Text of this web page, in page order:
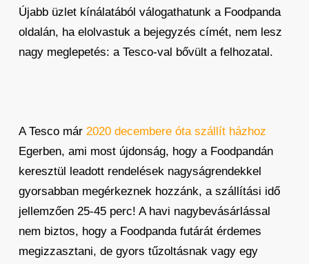
Újabb üzlet kínálatából válogathatunk a Foodpanda
oldalán, ha elolvastuk a bejegyzés címét, nem lesz
nagy meglepetés: a Tesco-val bővült a felhozatal.
A Tesco már 2020 decembere óta szállít házhoz
Egerben, ami most újdonság, hogy a Foodpandán
keresztül leadott rendelések nagyságrendekkel
gyorsabban megérkeznek hozzánk, a szállítási idő
jellemzően 25-45 perc! A havi nagybevásárlással
nem biztos, hogy a Foodpanda futárát érdemes
megizzasztani, de gyors tűzoltásnak vagy egy